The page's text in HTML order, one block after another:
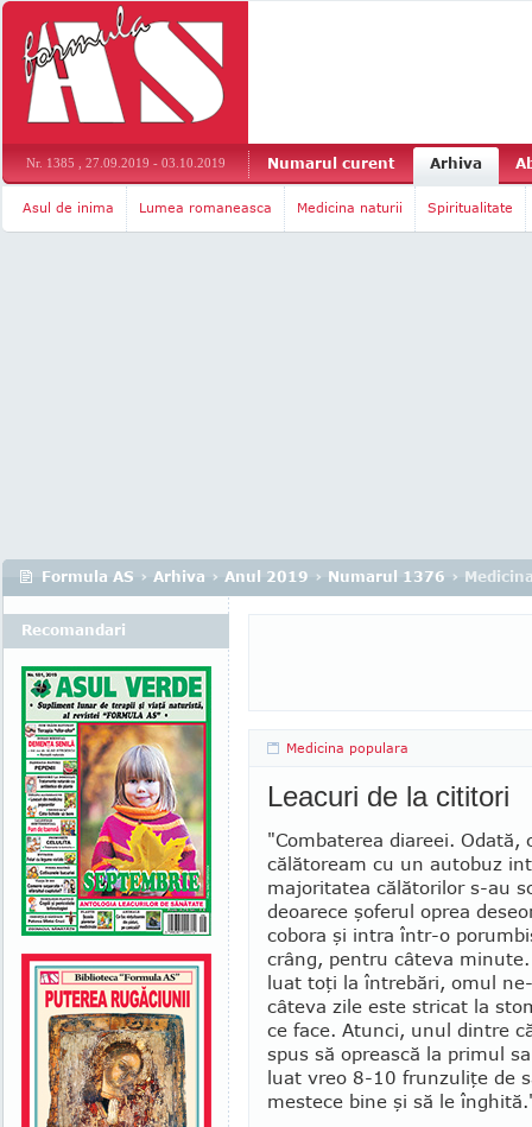
Nr. 1385 , 27.09.2019 - 03.10.2019 Numarul curent Arhiva
Asul de inima Lumea romaneasca Medicina naturii Spiritualitate
Formula AS › Arhiva › Anul 2019 › Numarul 1376 ›
Medicina populara
Leacuri de la cititori
"Combaterea diareei. Odată,
călătoream cu un autobuz
majoritatea călătorilor s-au
deoa­rece şofe­rul oprea
cobora şi intra într-o
crâng, pentru câteva
luat toţi la întrebări, omul
câteva zile este stri­cat la
ce face. Atunci, unul dintre
spus să opreas­că la primul
luat vreo 8-10 frun­zu­liţe de
mestece bine şi să le
Recomandari